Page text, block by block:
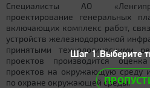
Специалисты АО
проектирование генеральных
включающих комплекс работ,
устройств железнодорожной
принятыми технологическими
проектов производится
проектов на окружающую среду
по охране окружающей среды.
Шаг 1.Выберите